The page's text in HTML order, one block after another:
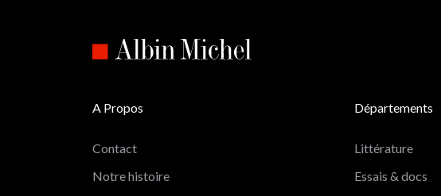
A Propos
Contact
Notre histoire
Départements
Littérature
Essais & docs